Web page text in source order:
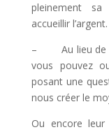
pleinement
accueillir l’argent.
– Au lieu de
vous pouvez
posant une
nous créer le
Ou encore leur